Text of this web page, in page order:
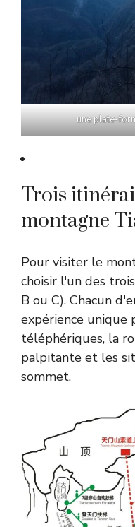
une plate-
Trois
montagne
Pour visiter le
choisir l'un des
B ou C). Chacun
expérience unique
téléphériques, la
palpitante et les
sommet.